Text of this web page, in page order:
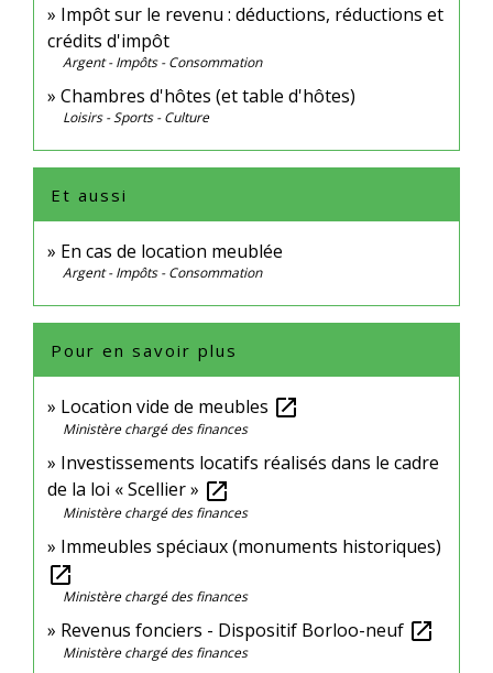
Impôt sur le revenu : déductions, réductions et
crédits d'impôt
Argent - Impôts - Consommation
Chambres d'hôtes (et table d'hôtes)
Loisirs - Sports - Culture
Et aussi
En cas de location meublée
Argent - Impôts - Consommation
Pour en savoir plus
Location vide de meubles open_in_new
Ministère chargé des finances
Investissements locatifs réalisés dans le cadre
de la loi « Scellier » open_in_new
Ministère chargé des finances
Immeubles spéciaux (monuments historiques)
open_in_new
Ministère chargé des finances
Revenus fonciers - Dispositif Borloo-neuf open_in_new
Ministère chargé des finances